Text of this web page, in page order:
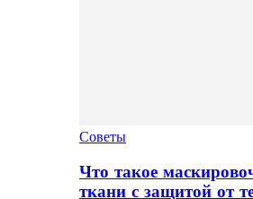
Советы
Что такое
ткани с защитой от